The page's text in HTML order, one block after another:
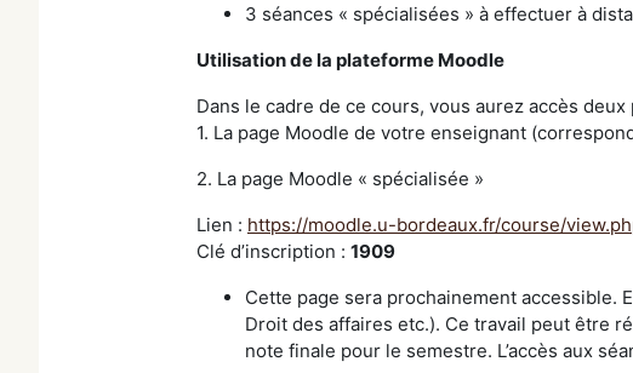
3 séances « spécialisées » à effectuer à
Utilisation de la plateforme Moodle
Dans le cadre de ce cours, vous aurez accès deux
1. La page Moodle de votre enseignant
2. La page Moodle « spécialisée »
Lien : https://moodle.u-bordeaux.fr/course/
Clé d’inscription : 1909
Cette page sera prochainement accessible.
Droit des affaires etc.). Ce travail peut être
note finale pour le semestre. L’accès aux